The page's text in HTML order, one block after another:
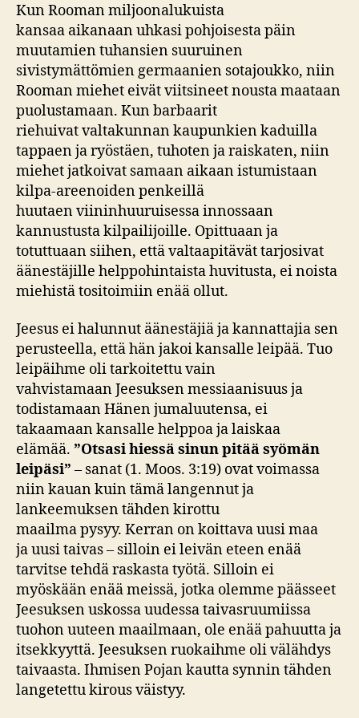
Kun Rooman miljoonalukuista
kansaa aikanaan uhkasi pohjoisesta päin
muutamien tuhansien suuruinen
sivistymättömien germaanien sotajoukko, niin
Rooman miehet eivät viitsineet nousta maataan
puolustamaan. Kun barbaarit
riehuivat valtakunnan kaupunkien kaduilla
tappaen ja ryöstäen, tuhoten ja raiskaten, niin
miehet jatkoivat samaan aikaan istumistaan
kilpa-areenoiden penkeillä
huutaen viininhuuruisessa innossaan
kannustusta kilpailijoille. Opittuaan ja
totuttuaan siihen, että valtaapitävät tarjosivat
äänestäjille helppohintaista huvitusta, ei noista
miehistä tositoimiin enää ollut.
Jeesus ei halunnut äänestäjiä ja kannattajia sen
perusteella, että hän jakoi kansalle leipää. Tuo
leipäihme oli tarkoitettu vain
vahvistamaan Jeesuksen messiaanisuus ja
todistamaan Hänen jumaluutensa, ei
takaamaan kansalle helppoa ja laiskaa
elämää. ”Otsasi hiessä sinun pitää syömän
leipäsi” – sanat (1. Moos. 3:19) ovat voimassa
niin kauan kuin tämä langennut ja
lankeemuksen tähden kirottu
maailma pysyy. Kerran on koittava uusi maa
ja uusi taivas – silloin ei leivän eteen enää
tarvitse tehdä raskasta työtä. Silloin ei
myöskään enää meissä, jotka olemme päässeet
Jeesuksen uskossa uudessa taivasruumiissa
tuohon uuteen maailmaan, ole enää pahuutta ja
itsekkyyttä. Jeesuksen ruokaihme oli välähdys
taivaasta. Ihmisen Pojan kautta synnin tähden
langetettu kirous väistyy.